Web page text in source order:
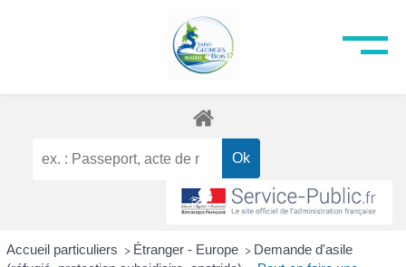
Accueil particuliers > Étranger - Europe > Demande d'asile